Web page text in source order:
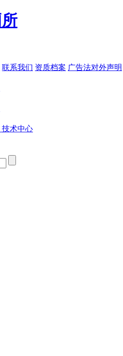
联系我们 资质档案 广告法对外声明
技术中心